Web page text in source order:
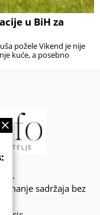
u BiH za
požele Vikend je nije
kuće, a posebno
sadržaja bez